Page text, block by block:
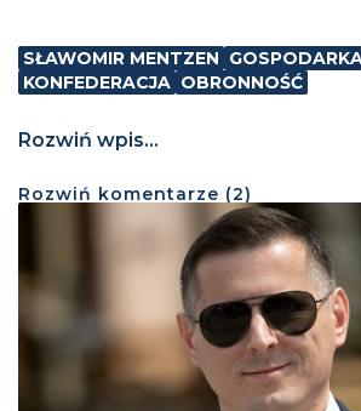
SŁAWOMIR MENTZEN
KONFEDERACJA OBRONNOŚĆ
Rozwiń wpis...
Rozwiń komentarze (2)